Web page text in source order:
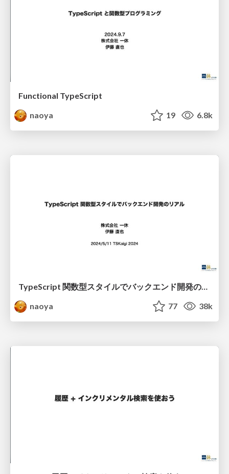
Functional TypeScript
naoya
19 6.8k
TypeScript 関数型スタイルでバックエンド開発のリアル
naoya
77 38k